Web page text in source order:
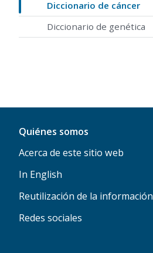
Diccionario de cáncer
Diccionario de genética
Quiénes somos
Acerca de este sitio web
In English
Reutilización de la información
Redes sociales